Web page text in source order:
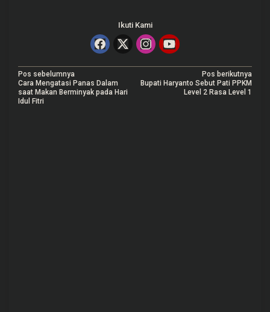
Ikuti Kami
N
a
Pos sebelumnya
Cara Mengatasi Panas Dalam
saat Makan Berminyak pada Hari
Idul Fitri
Pos berikutnya
Bupati Haryanto Sebut Pati PPKM
Level 2 Rasa Level 1